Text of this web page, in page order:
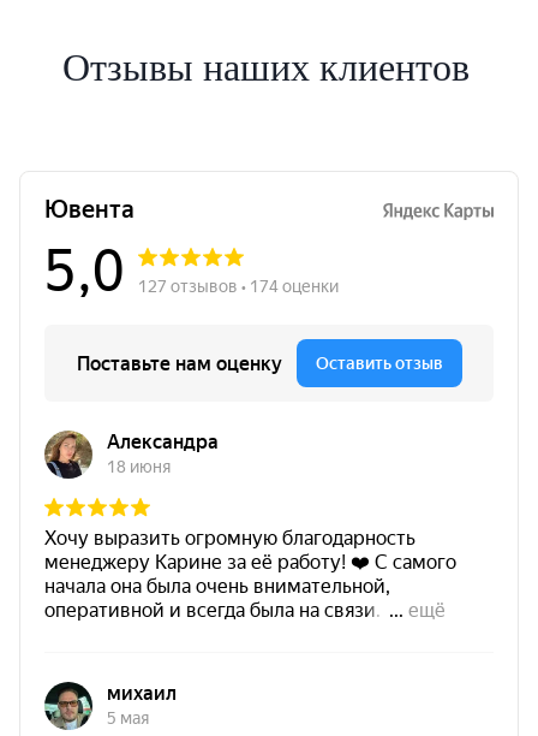
Отзывы наших клиентов